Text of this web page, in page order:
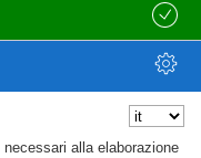
alla elaborazione